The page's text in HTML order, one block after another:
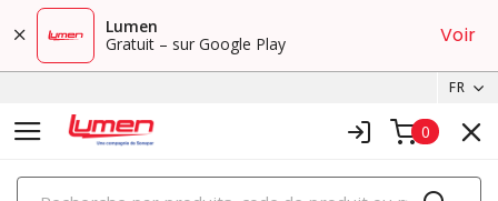
Lumen
Gratuit – sur Google Play
Voir
FR
0
PRODUITS